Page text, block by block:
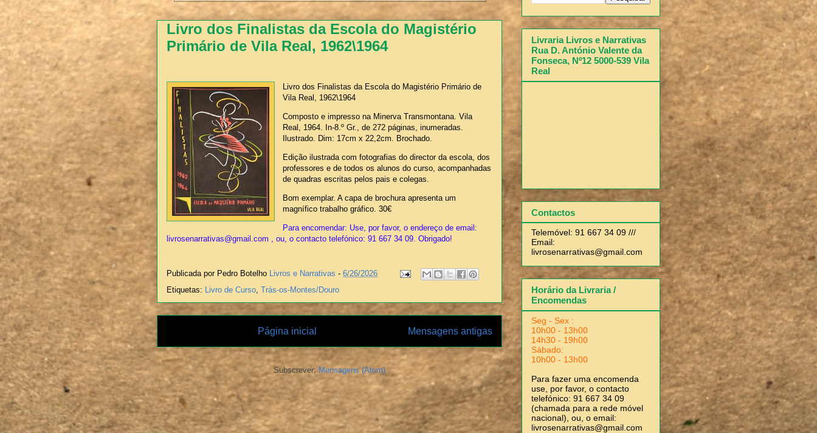
Livro dos Finalistas da Escola do Magistério
Primário de Vila Real, 1962\1964
Livro dos Finalistas da Escola do Magistério Primário de
Vila Real, 1962\1964
Composto e impresso na Minerva Transmontana. Vila
Real, 1964. In-8.º Gr., de 272 páginas, inumeradas.
Ilustrado. Dim: 17cm x 22,2cm. Brochado.
Edição ilustrada com fotografias do director da escola, dos
professores e de todos os alunos do curso, acompanhadas
de quadras escritas pelos pais e colegas.
Bom exemplar. A capa de brochura apresenta um
magnífico trabalho gráfico. 30€
Para encomendar: Use, por favor, o endereço de email:
livrosenarrativas@gmail.com , ou, o contacto telefónico: 91 667 34 09. Obrigado!
Publicada por Pedro Botelho Livros e Narrativas - 6/26/2026
Etiquetas: Livro de Curso, Trás-os-Montes/Douro
Mensagens antigas
Página inicial
Subscrever: Mensagens (Atom)
Livraria Livros e Narrativas
Rua D. António Valente da
Fonseca, Nº12 5000-539 Vila
Real
Contactos
Telemóvel: 91 667 34 09 ///
Email:
livrosenarrativas@gmail.com
Horário da Livraria /
Encomendas
Seg - Sex :
10h00 - 13h00
14h30 - 19h00
Sábado:
10h00 - 13h00
Para fazer uma encomenda
use, por favor, o contacto
telefónico: 91 667 34 09
(chamada para a rede móvel
nacional), ou, o email:
livrosenarrativas@gmail.com